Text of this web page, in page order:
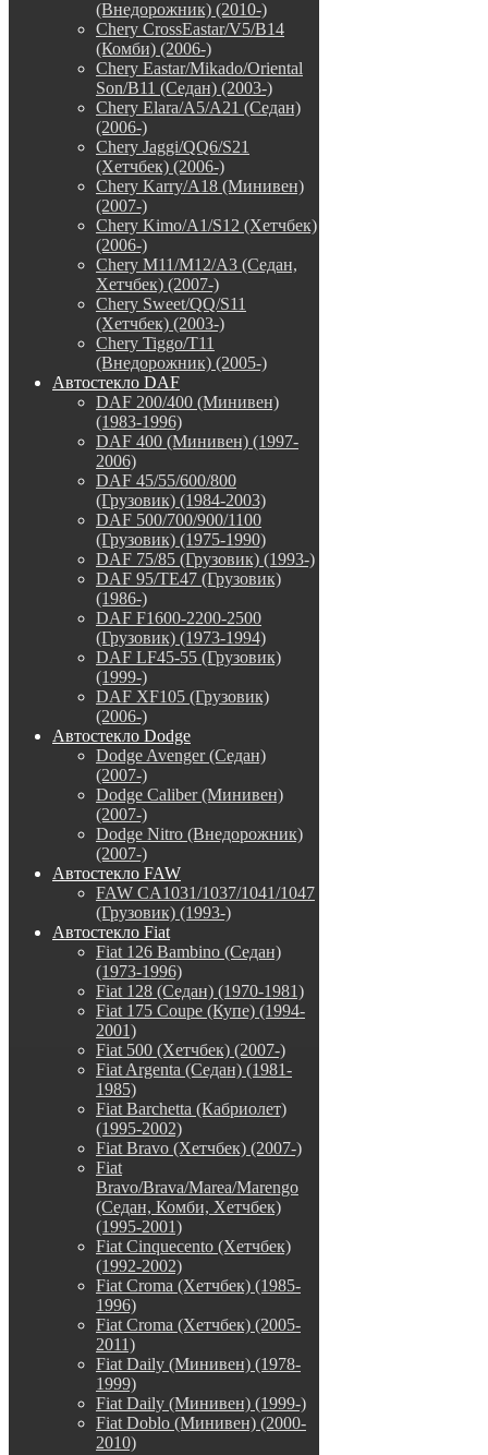
(Внедорожник) (2010-)
Chery CrossEastar/V5/B14
(Комби) (2006-)
Chery Eastar/Mikado/Oriental
Son/B11 (Седан) (2003-)
Chery Elara/A5/A21 (Седан)
(2006-)
Chery Jaggi/QQ6/S21
(Хетчбек) (2006-)
Chery Karry/A18 (Минивен)
(2007-)
Chery Kimo/A1/S12 (Хетчбек)
(2006-)
Chery M11/M12/A3 (Седан,
Хетчбек) (2007-)
Chery Sweet/QQ/S11
(Хетчбек) (2003-)
Chery Tiggo/T11
(Внедорожник) (2005-)
Автостекло DAF
DAF 200/400 (Минивен)
(1983-1996)
DAF 400 (Минивен) (1997-
2006)
DAF 45/55/600/800
(Грузовик) (1984-2003)
DAF 500/700/900/1100
(Грузовик) (1975-1990)
DAF 75/85 (Грузовик) (1993-)
DAF 95/TE47 (Грузовик)
(1986-)
DAF F1600-2200-2500
(Грузовик) (1973-1994)
DAF LF45-55 (Грузовик)
(1999-)
DAF XF105 (Грузовик)
(2006-)
Автостекло Dodge
Dodge Avenger (Седан)
(2007-)
Dodge Caliber (Минивен)
(2007-)
Dodge Nitro (Внедорожник)
(2007-)
Автостекло FAW
FAW CA1031/1037/1041/1047
(Грузовик) (1993-)
Автостекло Fiat
Fiat 126 Bambino (Седан)
(1973-1996)
Fiat 128 (Седан) (1970-1981)
Fiat 175 Coupe (Купе) (1994-
2001)
Fiat 500 (Хетчбек) (2007-)
Fiat Argenta (Седан) (1981-
1985)
Fiat Barchetta (Кабриолет)
(1995-2002)
Fiat Bravo (Хетчбек) (2007-)
Fiat
Bravo/Brava/Marea/Marengo
(Седан, Комби, Хетчбек)
(1995-2001)
Fiat Cinquecento (Хетчбек)
(1992-2002)
Fiat Croma (Хетчбек) (1985-
1996)
Fiat Croma (Хетчбек) (2005-
2011)
Fiat Daily (Минивен) (1978-
1999)
Fiat Daily (Минивен) (1999-)
Fiat Doblo (Минивен) (2000-
2010)